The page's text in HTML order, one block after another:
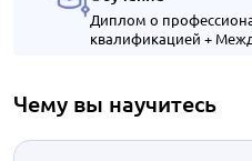
Диплом о
квалификацией +
Чему вы научитесь